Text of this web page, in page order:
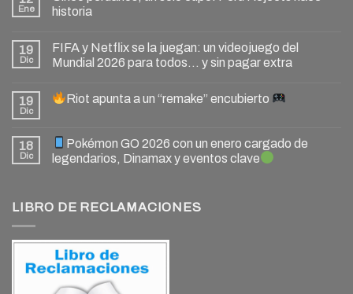
Ene
historia
19
Dic
FIFA y Netflix se la juegan: un videojuego del
Mundial 2026 para todos… y sin pagar extra
19
Dic
Riot apunta a un “remake” encubierto
18
Dic
Pokémon GO 2026 con un enero cargado de
legendarios, Dinamax y eventos clave
LIBRO DE RECLAMACIONES